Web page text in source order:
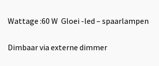
Wattage :60 W Gloei -led – spaarlampen
Dimbaar via externe dimmer